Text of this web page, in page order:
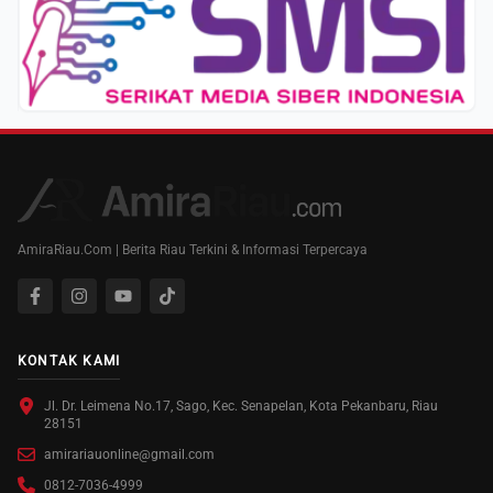
AmiraRiau.Com | Berita Riau Terkini & Informasi Terpercaya
KONTAK KAMI
Jl. Dr. Leimena No.17, Sago, Kec. Senapelan, Kota Pekanbaru, Riau
28151
amirariauonline@gmail.com
0812-7036-4999